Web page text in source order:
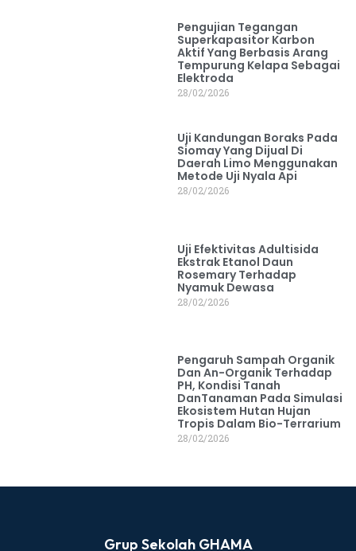
Pengujian Tegangan
Superkapasitor Karbon
Aktif Yang Berbasis Arang
Tempurung Kelapa Sebagai
Elektroda
28/02/2026
Uji Kandungan Boraks Pada
Siomay Yang Dijual Di
Daerah Limo Menggunakan
Metode Uji Nyala Api
28/02/2026
Uji Efektivitas Adultisida
Ekstrak Etanol Daun
Rosemary Terhadap
Nyamuk Dewasa
28/02/2026
Pengaruh Sampah Organik
Dan An-Organik Terhadap
PH, Kondisi Tanah
DanTanaman Pada Simulasi
Ekosistem Hutan Hujan
Tropis Dalam Bio-Terrarium
28/02/2026
Grup Sekolah GHAMA